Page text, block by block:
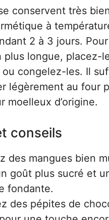
conservent très
à
2 à 3 jours.
plus longue, placez-
congelez-les. Il
légèrement au four
moelleux d’origine.
conseils
des mangues bien
goût plus sucré et
fondante.
des pépites de